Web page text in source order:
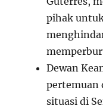
pihak
Dewan
pertemuan
situasi di